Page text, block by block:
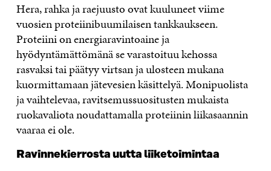
Hera, rahka ja raejuusto ovat kuuluneet viime
vuosien proteiinibuumilaisen tankkaukseen.
Proteiini on energiaravintoaine ja
hyödyntämättömänä se varastoituu kehossa
rasvaksi tai päätyy virtsan ja ulosteen mukana
kuormittamaan jätevesien käsittelyä. Monipuolista
ja vaihtelevaa, ravitsemussuositusten mukaista
ruokavaliota noudattamalla proteiinin liikasaannin
vaaraa ei ole.
Ravinnekierrosta uutta liiketoimintaa